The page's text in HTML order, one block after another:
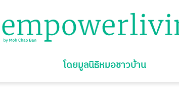
โดยมูลนิธิหมอชาวบ้าน